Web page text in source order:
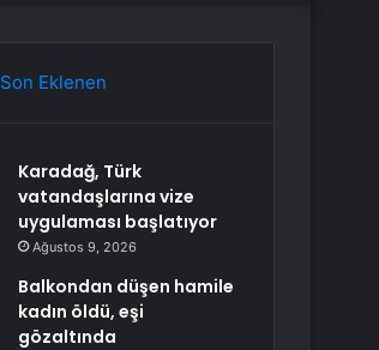
Son Eklenen
Karadağ, Türk
vatandaşlarına vize
uygulaması başlatıyor
Ağustos 9, 2026
Balkondan düşen hamile
kadın öldü, eşi
gözaltında